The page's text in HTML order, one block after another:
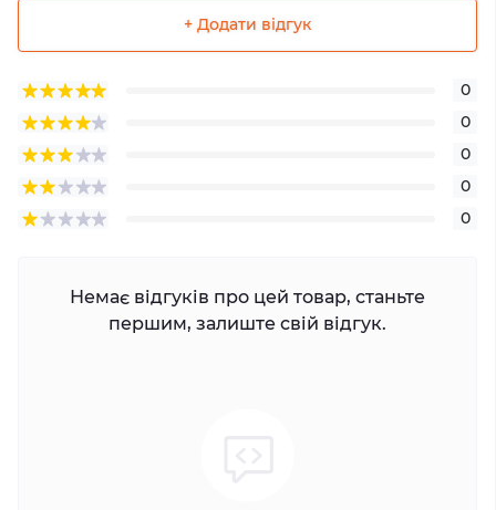
+ Додати відгук
0
0
0
0
0
Немає відгуків про цей товар, станьте
першим, залиште свій відгук.